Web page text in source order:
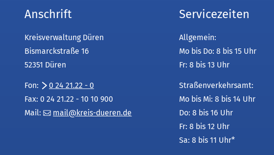
Anschrift
Kreisverwaltung Düren
Bismarckstraße 16
52351 Düren
Fon:
0 24 21.22 - 0
Fax: 0 24 21.22 - 10 10 900
Mail:
mail kreis-dueren de
Servicezeiten
Allgemein:
Mo bis Do: 8 bis 15 Uhr
Fr: 8 bis 13 Uhr
Straßenverkehrsamt:
Mo bis Mi: 8 bis 14 Uhr
Do: 8 bis 16 Uhr
Fr: 8 bis 12 Uhr
Sa: 8 bis 11 Uhr*